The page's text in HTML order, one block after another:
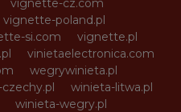
vignette-cz.com
vignette-poland.pl
si.com
vignette.pl
vinietaelectronica.com
wegrywinieta.pl
winieta-litwa.pl
winieta-wegry.pl